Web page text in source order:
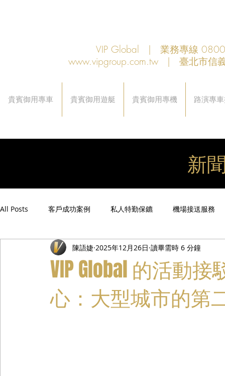
VIP Global | 業務專線
www.vipgroup.com.tw | 臺北市信
貴賓御用專車 貴賓御用遊艇 貴賓御用專機 路演專
新
All Posts 客戶成功案例 私人特勤保鑣 機場接送服務
禮遇通關服務 主管專業司機 活動禮賓接待
VIP Global 的活動
心：大型城市的第
陳語婕 2025年12月26日 讀畢需時 6 分鐘